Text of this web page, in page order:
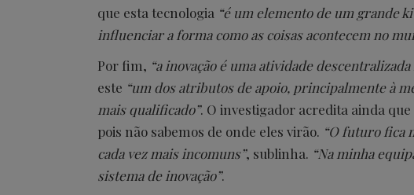
que esta tecnologia “é um elemento de um grande
influenciar a forma como as coisas acontecem no
Por fim, “a inovação é uma atividade
este “um dos atributos de apoio, principalmente à
mais qualificado”. O investigador acredita ainda
pois não sabemos de onde eles virão. “O futuro fica
cada vez mais incomuns”, sublinha. “Na minha
sistema de inovação”.